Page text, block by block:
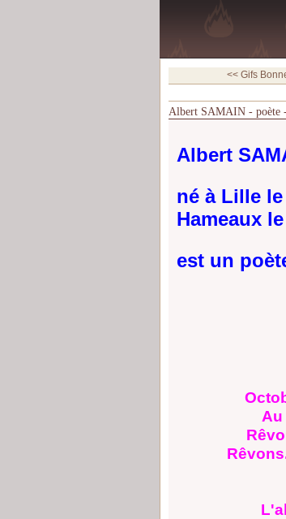
<< Gifs
Albert SAMAIN - poète
Albert
né à Lille
Hameaux
est un